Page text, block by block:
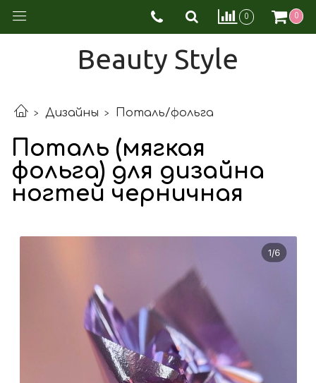
0 0
Beauty Style
Дизайны Поталь/фольга
Поталь (мягкая
фольга) для дизайна
ногтей черничная